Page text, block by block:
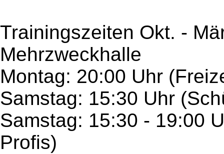
Trainingszeiten Okt. -
Mehrzweckhalle
Montag: 20:00 Uhr
Samstag: 15:30 Uhr
Samstag: 15:30 - 19:00
Profis)